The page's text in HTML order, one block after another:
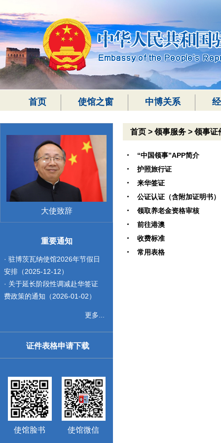
首页 使馆之窗 中博关系
大使致辞
重要通知
· 驻博茨瓦纳使馆2026年节假日
安排（2025-12-12）
· 关于延长阶段性调减赴华签证
费政策的通知（2026-01-02）
更多...
证件表格申请下载
使馆脸书 使馆微信
首页 > 领事服务 > 领事证
“中国领事”APP简介
护照旅行证
来华签证
公证认证（含附加证明书）
领取养老金资格审核
前往港澳
收费标准
常用表格